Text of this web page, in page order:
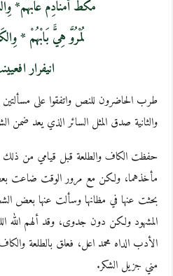
مَكَطْ أَمْنَادِمْ عَابْهُمْ*
لُمْرُوَّ هِيََّ بَابْهُمْ *
انيفرار
طرب الحاضرون للنص واتفقوا على مسألتين
والثانية صدق المثل السائر الذي يعد ضمن
حفظت الكاف والطلعة قبل قيامي من ذلك
مأخذهما، ولكن مع مرور الوقت ضاعت
بحثت عنها في مظانها وسألت عنها بعض
المشهود ولكن دون جدوى، وقد ألهم الله
الأدب الداه محمد اعل، فعلق بالطلعة
مني جزيل الشكر.